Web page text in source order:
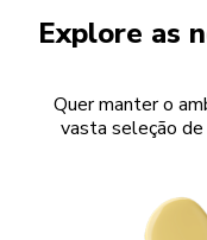
Explore as
Quer manter o
vasta seleção de